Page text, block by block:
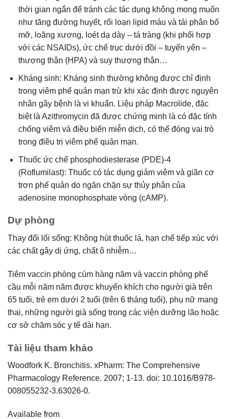
thời gian ngắn để tránh các tác dụng không mong muốn
như tăng đường huyết, rối loạn lipid máu và tái phân bố
mỡ, loãng xương, loét dạ dày – tá tràng (khi phối hợp
với các NSAIDs), ức chế trục dưới đồi – tuyến yên –
thượng thận (HPA) và suy thượng thận…
Kháng sinh: Kháng sinh thường không được chỉ định
trong viêm phế quản mạn trừ khi xác định được nguyên
nhân gây bệnh là vi khuẩn. Liệu pháp Macrolide, đặc
biệt là Azithromycin đã được chứng minh là có đặc tính
chống viêm và điều biến miễn dịch, có thể đóng vai trò
trong điều trị viêm phế quản mạn.
Thuốc ức chế phosphodiesterase (PDE)-4
(Roflumilast): Thuốc có tác dụng giảm viêm và giãn cơ
trơn phế quản do ngăn chặn sự thủy phân của
adenosine monophosphate vòng (cAMP).
Dự phòng
Thay đổi lối sống: Không hút thuốc lá, hạn chế tiếp xúc với
các chất gây dị ứng, chất ô nhiễm…
Tiêm vaccin phòng cúm hàng năm và vaccin phòng phế
cầu mỗi năm năm được khuyến khích cho người già trên
65 tuổi, trẻ em dưới 2 tuổi (trên 6 tháng tuổi), phụ nữ mang
thai, những người già sống trong các viện dưỡng lão hoặc
cơ sở chăm sóc y tế dài hạn.
Tài liệu tham khảo
Woodfork K. Bronchitis. xPharm: The Comprehensive
Pharmacology Reference. 2007; 1-13. doi: 10.1016/B978-
008055232-3.63026-0.
Available from